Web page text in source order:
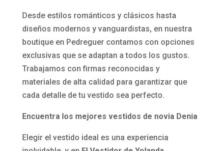
Desde estilos románticos y clásicos hasta
diseños modernos y vanguardistas, en nuestra
boutique en Pedreguer contamos con opciones
exclusivas que se adaptan a todos los gustos.
Trabajamos con firmas reconocidas y
materiales de alta calidad para garantizar que
cada detalle de tu vestido sea perfecto.
Encuentra los mejores vestidos de novia Denia
Elegir el vestido ideal es una experiencia